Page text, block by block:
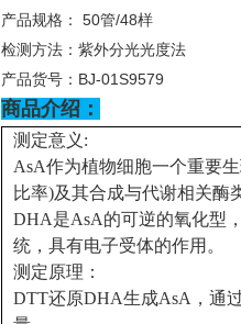
产品规格：
50管/48样
检测方法：紫外分光光度法
产品货号： BJ-01S9579
商品介绍：
测定意义:
AsA作为植物细胞一个重要
比率)及其合成与代谢相关酶
DHA是AsA的可逆的氧化型
统，具有电子受体的作用。
测定原理：
DTT还原DHA生成AsA，通